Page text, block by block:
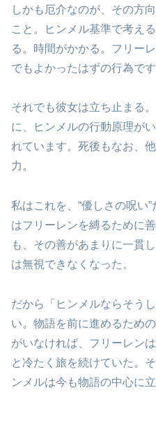
しかも厄介なのが、その方
こと。ヒンメル基準で考え
る。時間がかかる。フリー
でもよかったはずの行為です
それでも彼女は立ち止まる
に、ヒンメルの行動原理が
れています。死後もなお、
力。
私はこれを、“優しさの呪い
はフリーレンを縛るために
も、その善があまりに一貫
は無視できなくなった。
だから「ヒンメルならそう
い。物語を前に進めるため
がいなければ、フリーレン
と冷たく旅を続けていた。
ンメルは今も物語の中心に